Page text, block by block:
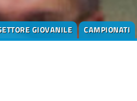
GIOVANILE CAMPIONATI